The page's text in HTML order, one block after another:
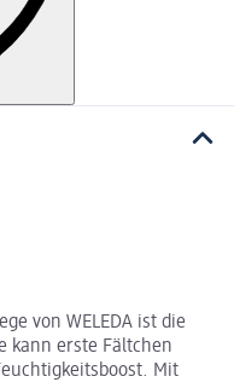
von WELEDA ist die
kann erste Fältchen
Mit